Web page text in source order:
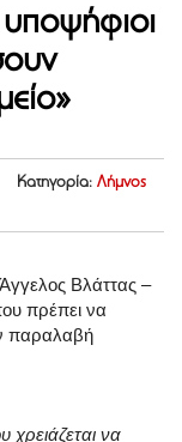
Κατηγορία: Λήμνος
Βλάττας –
πρέπει να
παραλαβή
να